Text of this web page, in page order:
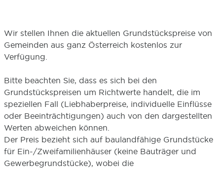
Wir stellen Ihnen die aktuellen Grundstückspreise von
Gemeinden aus ganz Österreich kostenlos zur
Verfügung.
Bitte beachten Sie, dass es sich bei den
Grundstückspreisen um Richtwerte handelt, die im
speziellen Fall (Liebhaberpreise, individuelle Einflüsse
oder Beeinträchtigungen) auch von den dargestellten
Werten abweichen können.
Der Preis bezieht sich auf baulandfähige Grundstücke
für Ein-/Zweifamilienhäuser (keine Bauträger und
Gewerbegrundstücke), wobei die